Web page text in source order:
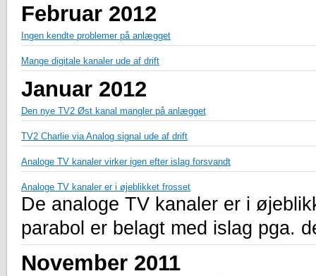
Februar 2012
Ingen kendte problemer på anlægget
Mange digitale kanaler ude af drift
Januar 2012
Den nye TV2 Øst kanal mangler på anlægget
TV2 Charlie via Analog signal ude af drift
Analoge TV kanaler virker igen efter islag forsvandt
Analoge TV kanaler er i øjeblikket frosset
De analoge TV kanaler er i
parabol er belagt med islag pga.
November 2011